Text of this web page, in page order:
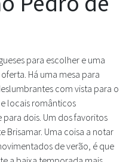
para escolher e uma
Há uma mesa para
com vista para o
locais românticos
dois. Um dos favoritos
Brisamar. Uma coisa a notar
de verão, é que